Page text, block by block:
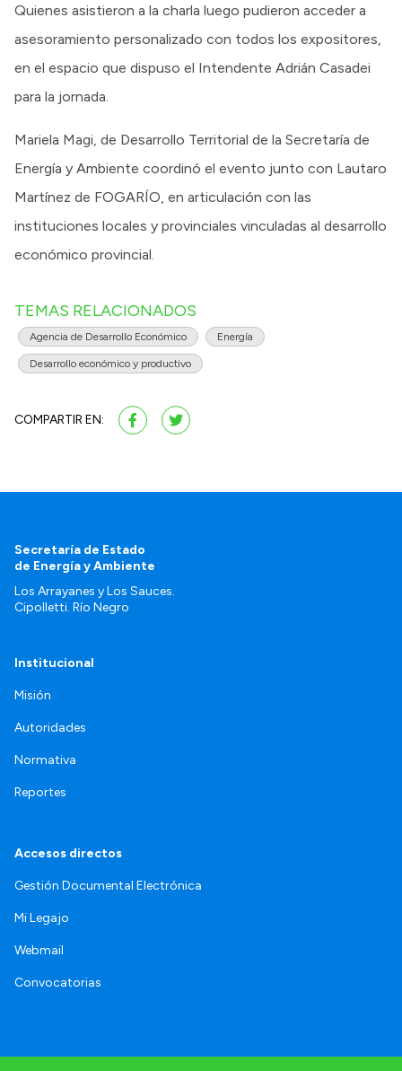
Quienes asistieron a la charla luego pudieron acceder a
asesoramiento personalizado con todos los expositores,
en el espacio que dispuso el Intendente Adrián Casadei
para la jornada.
Mariela Magi, de Desarrollo Territorial de la Secretaría de
Energía y Ambiente coordinó el evento junto con Lautaro
Martínez de FOGARÍO, en articulación con las
instituciones locales y provinciales vinculadas al desarrollo
económico provincial.
TEMAS RELACIONADOS
Agencia de Desarrollo Económico Energía
Desarrollo económico y productivo
COMPARTIR EN:
Secretaría de Estado
de Energía y Ambiente
Los Arrayanes y Los Sauces.
Cipolletti. Río Negro
Institucional
Misión
Autoridades
Normativa
Reportes
Accesos directos
Gestión Documental Electrónica
Mi Legajo
Webmail
Convocatorias